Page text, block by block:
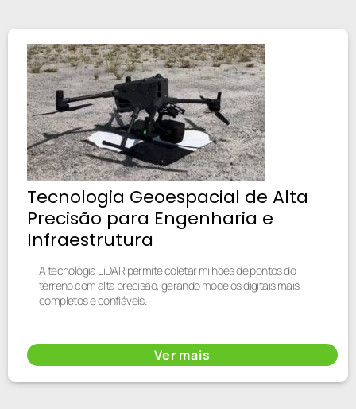
Tecnologia Geoespacial de Alta
Precisão para Engenharia e
Infraestrutura
A tecnologia LiDAR permite coletar milhões de pontos do
terreno com alta precisão, gerando modelos digitais mais
completos e confiáveis.
Ver mais